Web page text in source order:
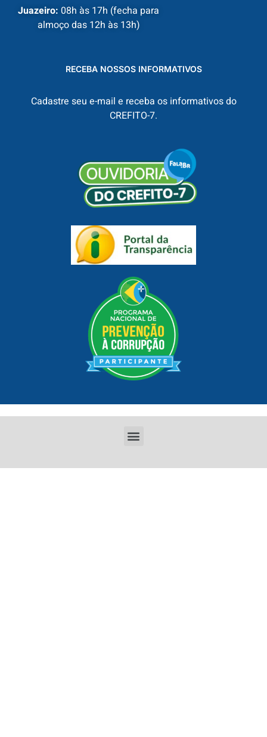
Juazeiro: 08h às 17h (fecha para
almoço das 12h às 13h)
RECEBA NOSSOS INFORMATIVOS
Cadastre seu e-mail e receba os informativos do
CREFITO-7.